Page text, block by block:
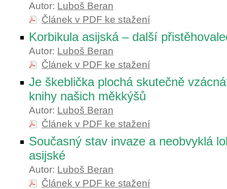
Autor: Luboš Beran
Článek v PDF ke stažení
Korbikula asijská – další
Autor: Luboš Beran
Článek v PDF ke stažení
Je škeblička plochá skutečně
knihy našich měkkýšů
Autor: Luboš Beran
Článek v PDF ke stažení
Současný stav invaze a neobvyklá
asijské
Autor: Luboš Beran
Článek v PDF ke stažení